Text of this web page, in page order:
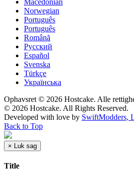
Macedonian
Norwegian
Português
Português
Română
Русский
Español
Svenska
Türkçe
Українська
Ophavsret © 2026 Hostcake. Alle
© 2026 Hostcake. All Rights Reserved.
Developed with love by SwiftModders,
Back to Top
× Luk sag
Title